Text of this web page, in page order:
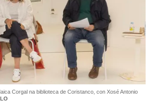
Corgal na biblioteca de Coristanco, con Xosé Antonio